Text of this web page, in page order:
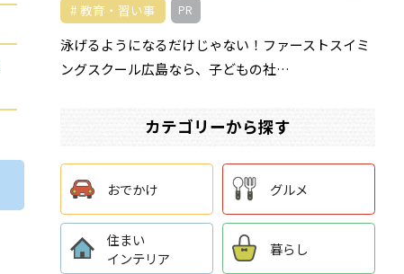
教育・習い事 PR
泳げるようになるだけじゃない！ファーストスイミ
ングスクール広島なら、子どもの社…
カテゴリーから探す
おでかけ グルメ
住まい
インテリア
暮らし